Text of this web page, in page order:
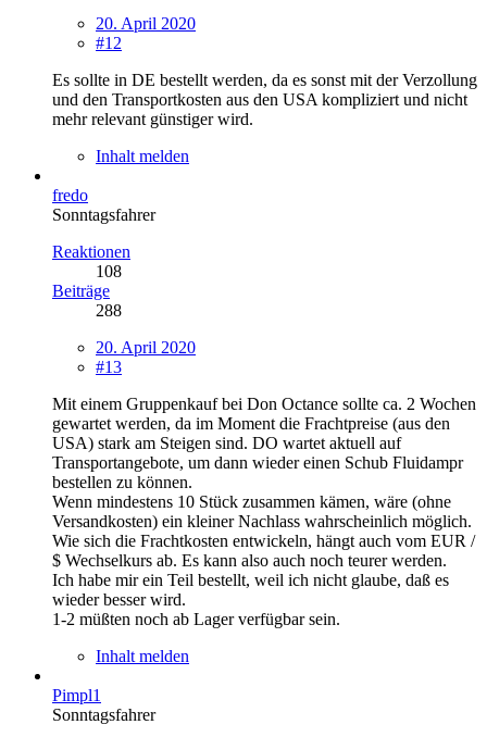
20. April 2020
#12
Es sollte in DE bestellt werden, da es sonst mit der Verzollung
und den Transportkosten aus den USA kompliziert und nicht
mehr relevant günstiger wird.
Inhalt melden
fredo
Sonntagsfahrer
Reaktionen
108
Beiträge
288
20. April 2020
#13
Mit einem Gruppenkauf bei Don Octance sollte ca. 2 Wochen
gewartet werden, da im Moment die Frachtpreise (aus den
USA) stark am Steigen sind. DO wartet aktuell auf
Transportangebote, um dann wieder einen Schub Fluidampr
bestellen zu können.
Wenn mindestens 10 Stück zusammen kämen, wäre (ohne
Versandkosten) ein kleiner Nachlass wahrscheinlich möglich.
Wie sich die Frachtkosten entwickeln, hängt auch vom EUR /
$ Wechselkurs ab. Es kann also auch noch teurer werden.
Ich habe mir ein Teil bestellt, weil ich nicht glaube, daß es
wieder besser wird.
1-2 müßten noch ab Lager verfügbar sein.
Inhalt melden
Pimpl1
Sonntagsfahrer